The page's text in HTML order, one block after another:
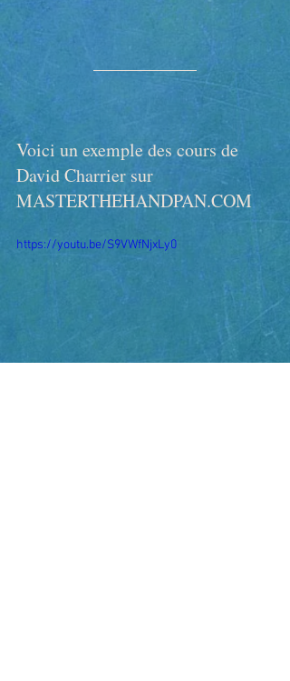
Voici un exemple des cours de
David Charrier sur
MASTERTHEHANDPAN.COM
https://youtu.be/S9VWfNjxLy0